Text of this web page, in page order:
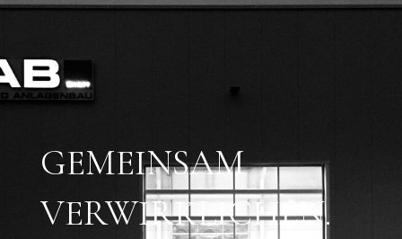
GEMEINSAM
VERWIRKLICHEN.